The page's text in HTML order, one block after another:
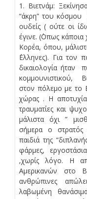
1. Βιετνάμ:
“άκρη” του κόσμου
ουδείς ( ούτε οι
έγινε. (΄Οπως κάποια
Κορέα, όπου,
΄Ελληνες). Για
δικαιολογία ήταν
κομμουνιστικού,
στον πόλεμο με το
χώρας . Η αποτυχία
τραυματίες και
μάλιστα όχι ”
σήμερα ο στρατός
παιδιά της
φάρμες,
,χωρίς λόγο. Η
Αμερικανών στο
ανθρώπινες
λαβωμένη